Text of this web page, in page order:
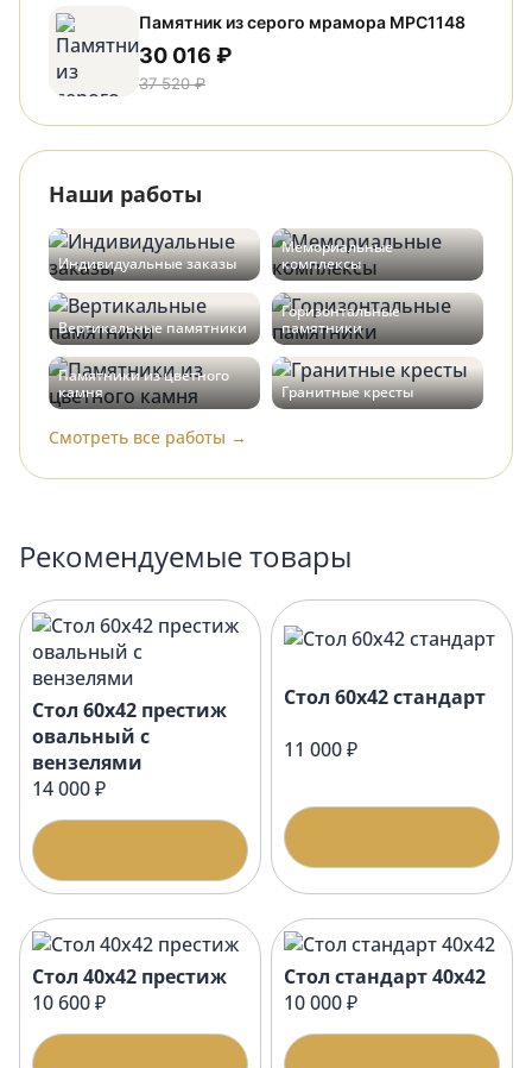
Памятник из серого мрамора МРС1148
30 016 ₽
37 520 ₽
Наши работы
Индивидуальные заказы
Мемориальные
комплексы
Вертикальные памятники
Горизонтальные
памятники
Памятники из цветного
камня
Гранитные кресты
Смотреть все работы →
Рекомендуемые товары
Стол 60х42 престиж
овальный с
вензелями
14 000 ₽
Стол 60х42 стандарт
11 000 ₽
Стол 40х42 престиж
10 600 ₽
Стол стандарт 40х42
10 000 ₽